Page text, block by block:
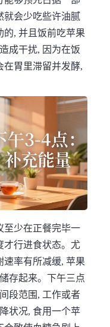
就会少吃些许油腻
的, 并且饭前吃苹果
成干扰, 因为在饭
在胃里滞留并发酵,
至少在正餐完毕一
才行进食状态。尤
速率有所减缓, 苹果
存起来。下午三点
段范围, 工作或者
状况, 食用一个苹